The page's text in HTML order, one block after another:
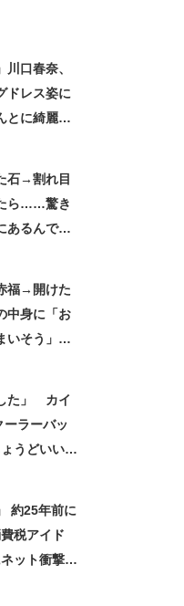
川口春奈、
ドレス姿に
とに綺麗」
石→割れ目
ら……驚き
あるんです
福→開けた
身に「お
いそう」
た」 カイ
ーラーバッ
うどいい大
約25年前に
税アイド
ット衝撃